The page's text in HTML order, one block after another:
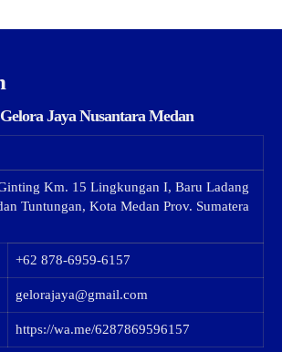
Jaya Nusantara Medan
Km. 15 Lingkungan I, Baru Ladang
Tuntungan, Kota Medan Prov. Sumatera
+62 878-6959-6157
gelorajaya@gmail.com
https://wa.me/6287869596157